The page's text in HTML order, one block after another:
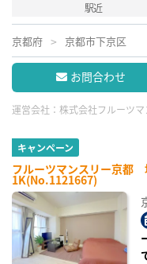
駅近
京都府 京都市下京区
お問合わせ
運営会社： 株式会社フルーツマ
キャンペーン
フルーツマンスリー京都
1K(No.1121667)